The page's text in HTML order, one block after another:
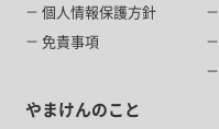
個人情報保護方針
免責事項
やまけんのこと